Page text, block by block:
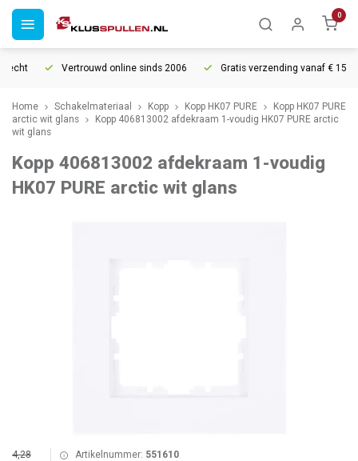
0
Vertrouwd online sinds 2006 Gratis verzending vanaf € 150
Home Schakelmateriaal Kopp Kopp HK07 PURE
Kopp HK07 PURE
arctic wit glans
Kopp 406813002 afdekraam 1-voudig HK07 PURE arctic
wit glans
Kopp 406813002 afdekraam 1-voudig
HK07 PURE arctic wit glans
4,28 Artikelnummer: 551610